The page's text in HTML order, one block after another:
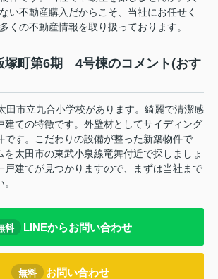
い不動産購入だからこそ、当社にお任せく
くの不動産情報を取り扱っております。
町第6期 4号棟のコメント(おす
田市立九合小学校があります。綺麗で清潔感
建ての特徴です。外壁材としてサイディング
です。こだわりの設備が整った新築物件で
を太田市の東武小泉線竜舞付近で探しましょ
戸建てが見つかりますので、まずは当社まで
料 LINEからお問い合わせ
無料 お問い合わせ